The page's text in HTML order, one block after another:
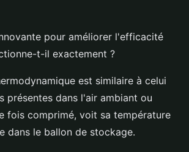
pour améliorer l'efficacité
t-il exactement ?
est similaire à celui
présentes dans l'air ambiant ou
fois comprimé, voit sa température
dans le ballon de stockage.